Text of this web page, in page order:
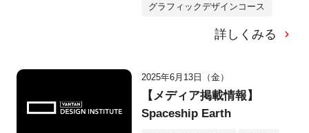
グラフィックデザインコース
詳しくみる
2025年6月13日（金）
【メディア掲載情報】
Spaceship Earth